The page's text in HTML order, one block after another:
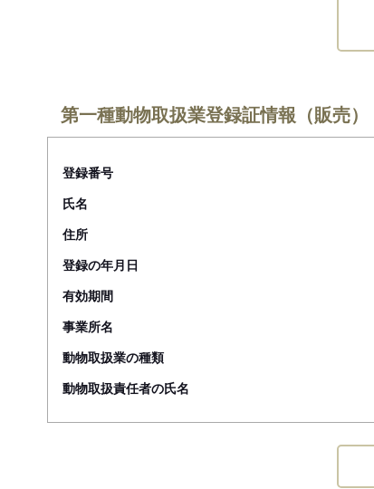
第一種動物取扱業登録証情報（販売）
登録番号
氏名
住所
登録の年月日
有効期間
事業所名
動物取扱業の種類
動物取扱責任者の氏名